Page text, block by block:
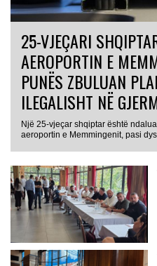
25-VJEÇARI
AEROPORTIN E
PUNËS ZBULUAN
ILEGALISHT NË
Një 25-vjeçar shqiptar është
aeroportin e Memmingenit, pasi